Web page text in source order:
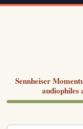
Sennheiser
audiophiles